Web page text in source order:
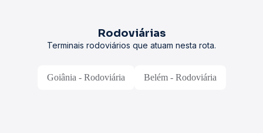
Rodoviárias
Terminais rodoviários que atuam nesta rota.
Goiânia - Rodoviária Belém - Rodoviária